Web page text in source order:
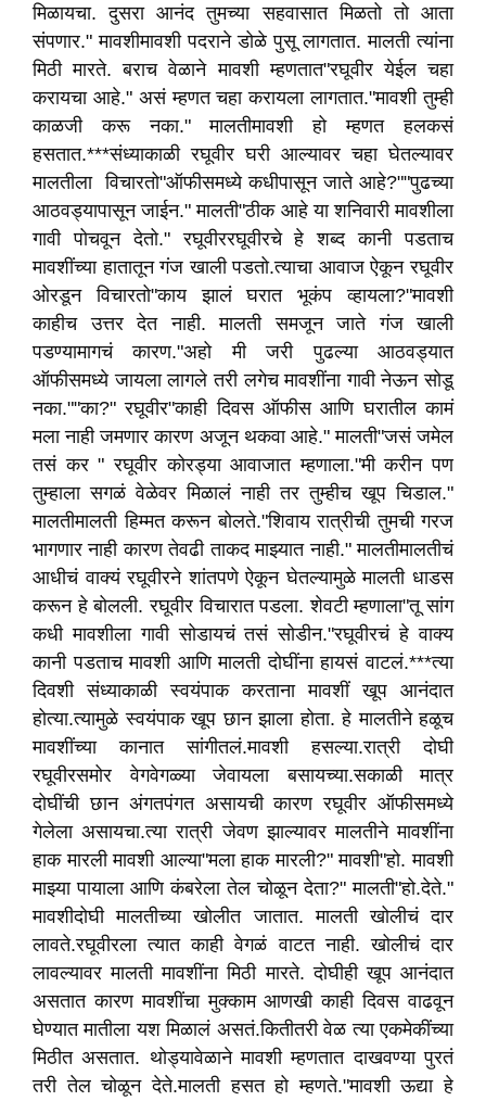
मिळायचा. दुसरा आनंद तुमच्या सहवासात मिळतो तो आता
संपणार." मावशीमावशी पदराने डोळे पुसू लागतात. मालती त्यांना
मिठी मारते. बराच वेळाने मावशी म्हणतात"रघूवीर येईल चहा
करायचा आहे." असं म्हणत चहा करायला लागतात."मावशी तुम्ही
काळजी करू नका." मालतीमावशी हो म्हणत हलकसं
हसतात.***संध्याकाळी रघूवीर घरी आल्यावर चहा घेतल्यावर
मालतीला विचारतो"ऑफीसमध्ये कधीपासून जाते आहे?""पुढच्या
आठवड्यापासून जाईन." मालती"ठीक आहे या शनिवारी मावशीला
गावी पोचवून देतो." रघूवीररघूवीरचे हे शब्द कानी पडताच
मावशींच्या हातातून गंज खाली पडतो.त्याचा आवाज ऐकून रघूवीर
ओरडून विचारतो"काय झालं घरात भूकंप व्हायला?"मावशी
काहीच उत्तर देत नाही. मालती समजून जाते गंज खाली
पडण्यामागचं कारण."अहो मी जरी पुढल्या आठवड्यात
ऑफीसमध्ये जायला लागले तरी लगेच मावशींना गावी नेऊन सोडू
नका.""का?" रघूवीर"काही दिवस ऑफीस आणि घरातील कामं
मला नाही जमणार कारण अजून थकवा आहे." मालती"जसं जमेल
तसं कर " रघूवीर कोरड्या आवाजात म्हणाला."मी करीन पण
तुम्हाला सगळं वेळेवर मिळालं नाही तर तुम्हीच खूप चिडाल."
मालतीमालती हिम्मत करून बोलते."शिवाय रात्रीची तुमची गरज
भागणार नाही कारण तेवढी ताकद माझ्यात नाही." मालतीमालतीचं
आधीचं वाक्यं रघूवीरने शांतपणे ऐकून घेतल्यामुळे मालती धाडस
करून हे बोलली. रघूवीर विचारात पडला. शेवटी म्हणाला"तू सांग
कधी मावशीला गावी सोडायचं तसं सोडीन."रघूवीरचं हे वाक्य
कानी पडताच मावशी आणि मालती दोघींना हायसं वाटलं.***त्या
दिवशी संध्याकाळी स्वयंपाक करताना मावशीं खूप आनंदात
होत्या.त्यामुळे स्वयंपाक खूप छान झाला होता. हे मालतीने हळूच
मावशींच्या कानात सांगीतलं.मावशी हसल्या.रात्री दोघी
रघूवीरसमोर वेगवेगळ्या जेवायला बसायच्या.सकाळी मात्र
दोघींची छान अंगतपंगत असायची कारण रघूवीर ऑफीसमध्ये
गेलेला असायचा.त्या रात्री जेवण झाल्यावर मालतीने मावशींना
हाक मारली मावशी आल्या"मला हाक मारली?" मावशी"हो. मावशी
माझ्या पायाला आणि कंबरेला तेल चोळून देता?" मालती"हो.देते."
मावशीदोघी मालतीच्या खोलीत जातात. मालती खोलीचं दार
लावते.रघूवीरला त्यात काही वेगळं वाटत नाही. खोलीचं दार
लावल्यावर मालती मावशींना मिठी मारते. दोघीही खूप आनंदात
असतात कारण मावशींचा मुक्काम आणखी काही दिवस वाढवून
घेण्यात मातीला यश मिळालं असतं.कितीतरी वेळ त्या एकमेकींच्या
मिठीत असतात. थोड्यावेळाने मावशी म्हणतात दाखवण्या पुरतं
तरी तेल चोळून देते.मालती हसत हो म्हणते."मावशी ऊद्या हे